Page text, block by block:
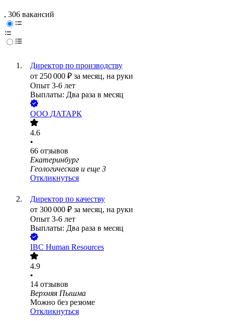
, 306 вакансий
Директор по производству
от 250 000 ₽ за месяц, на руки
Опыт 3-6 лет
Выплаты: Два раза в месяц
ООО ДАТАРК
4.6
•
66 отзывов
Екатеринбург
Геологическая и еще 3
Откликнуться
Директор по качеству
от 300 000 ₽ за месяц, на руки
Опыт 3-6 лет
Выплаты: Два раза в месяц
IBC Human Resources
4.9
•
14 отзывов
Верхняя Пышма
Можно без резюме
Откликнуться